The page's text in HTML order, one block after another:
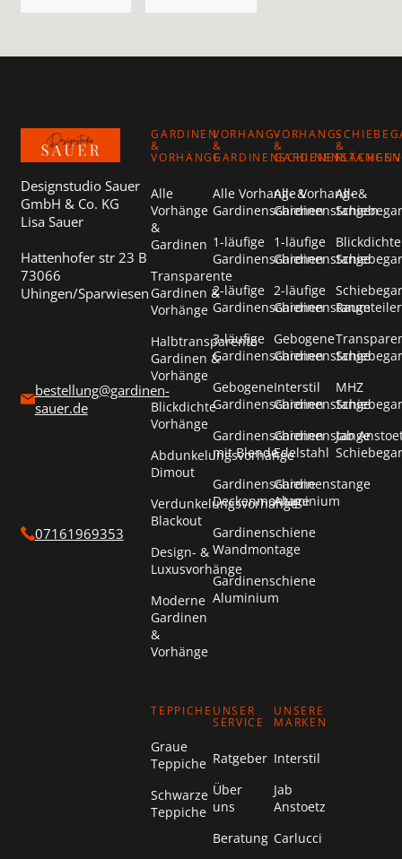
Designstudio Sauer
GmbH & Co. KG
Lisa Sauer
Hattenhofer str 23 B
73066
Uhingen/Sparwiesen
bestellung@gardinen-
sauer.de
07161969353
GARDINEN
&
VORHÄNGE
Alle
Vorhänge
&
Gardinen
Transparente
Gardinen &
Vorhänge
Halbtransparente
Gardinen &
Vorhänge
Blickdichte
Vorhänge
Abdunkelungsvorhänge
Dimout
Verdunkelungsvorhänge
Blackout
Design- &
Luxusvorhänge
Moderne
Gardinen
&
Vorhänge
VORHANG-
&
GARDINENSCHIENEN
Alle Vorhang- &
Gardinenschienen
1-läufige
Gardinenschienen
2-läufige
Gardinenschienen
3-läufige
Gardinenschienen
Gebogene
Gardinenschienen
Gardinenschienen
mit Blende
Gardinenschiene
Deckenmontage
Gardinenschiene
Wandmontage
Gardinenschiene
Aluminium
VORHANG-
&
GARDINENSTANGEN
Alle Vorhang- &
Gardinenstangen
1-läufige
Gardinenstange
2-läufige
Gardinenstange
Gebogene
Gardinenstange
Interstil
Gardinenstange
Gardinenstange
Edelstahl
Gardinenstange
Aluminium
&
Alle
Blickdichte
Raumteiler
MHZ
Jab
TEPPICHE
Graue
Teppiche
Schwarze
Teppiche
UNSER
SERVICE
Ratgeber
Über
uns
Beratung
UNSERE
MARKEN
Interstil
Jab
Anstoetz
Carlucci